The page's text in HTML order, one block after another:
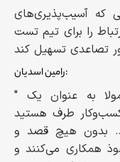
که آسیب‌پذیری‌های
را برای تیم تست
رامین اسدیان:
" در یک تست نفوذ خوب، شما معمولا به عنوان یک
طرف هستید
بدون هیچ قصد و
همکاری می‌کنند و